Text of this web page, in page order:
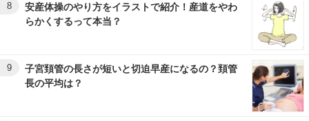
8
安産体操のやり方をイラストで紹介！産道をやわ
らかくするって本当？
9
子宮頚管の長さが短いと切迫早産になるの？頚管
長の平均は？